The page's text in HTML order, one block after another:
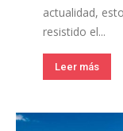
actualidad,
resistido el...
Leer más